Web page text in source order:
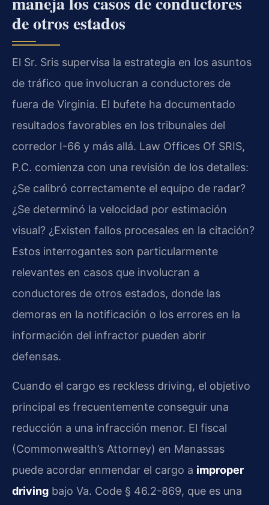
de otros estados
El Sr. Sris supervisa la estrategia en los asuntos
de tráfico que involucran a conductores de
fuera de Virginia. El bufete ha documentado
resultados favorables en los tribunales del
corredor I-66 y más allá. Law Offices Of SRIS,
P.C. comienza con una revisión de los detalles:
¿Se calibró correctamente el equipo de radar?
¿Se determinó la velocidad por estimación
visual? ¿Existen fallos procesales en la citación?
Estos interrogantes son particularmente
relevantes en casos que involucran a
conductores de otros estados, donde las
demoras en la notificación o los errores en la
información del infractor pueden abrir
defensas.
Cuando el cargo es reckless driving, el objetivo
principal es frecuentemente conseguir una
reducción a una infracción menor. El fiscal
(Commonwealth’s Attorney) en Manassas
puede acordar enmendar el cargo a improper
driving bajo Va. Code § 46.2-869, que es una